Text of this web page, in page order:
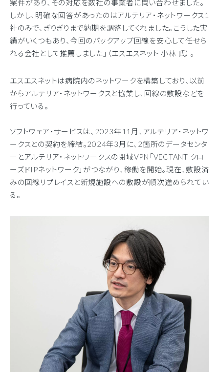
案件があり、その対応を数社の事業者に問い合わせました。
しかし、明確な回答があったのはアルテリア・ネットワークス1
社のみで、ぎりぎりまで納期を調整してくれました。こうした実
績がいくつもあり、今回のバックアップ回線を安心して任せら
れる会社として推薦しました」（エスエスネット 小林 氏）。
エスエスネットは病院内のネットワークを構築しており、以前
からアルテリア・ネットワークスと協業し、回線の敷設などを
行っている。
ソフトウェア・サービスは、2023年11月、アルテリア・ネットワ
ークスとの契約を締結。2024年3月に、2箇所のデータセンタ
ーとアルテリア・ネットワークスの閉域VPN「VECTANT クロ
ーズドIPネットワーク」がつながり、稼働を開始。現在、敷設済
みの回線リプレイスと新規施設への敷設が順次進められてい
る。